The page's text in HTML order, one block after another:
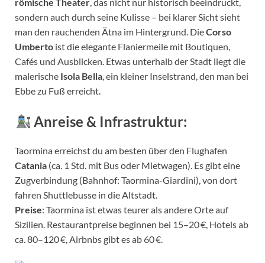
sondern auch durch seine Kulisse – bei klarer Sicht sieht
man den rauchenden Ätna im Hintergrund. DieCorso
Umberto ist die elegante Flaniermeile mit Boutiquen,
Cafés und Ausblicken. Etwas unterhalb der Stadt liegt die
malerische Isola Bella, ein kleiner Inselstrand, den man bei
Ebbe zu Fuß erreicht.
Anreise & Infrastruktur:
Taormina erreichst du am besten über den Flughafen
Catania (ca. 1 Std. mit Bus oder Mietwagen). Es gibt eine
Zugverbindung (Bahnhof: Taormina-Giardini), von dort
fahren Shuttlebusse in die Altstadt.
Preise: Taormina ist etwas teurer als andere Orte auf
Sizilien. Restaurantpreise beginnen bei 15–20 €, Hotels ab
ca. 80–120 €, Airbnbs gibt es ab 60 €.